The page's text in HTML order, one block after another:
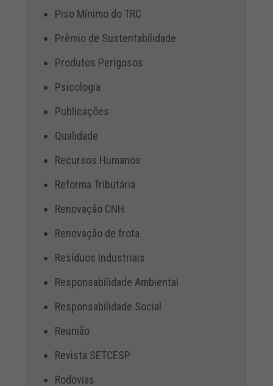
Piso Mínimo do TRC
Prêmio de Sustentabilidade
Produtos Perigosos
Psicologia
Publicações
Qualidade
Recursos Humanos
Reforma Tributária
Renovação CNH
Renovação de frota
Resíduos Industriais
Responsabilidade Ambiental
Responsabilidade Social
Reunião
Revista SETCESP
Rodovias